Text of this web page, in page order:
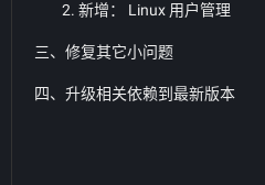
新增： Linux 用户管理
三、修复其它小问题
四、升级相关依赖到最新版本